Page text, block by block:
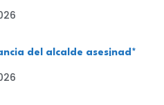
del alcalde ases¡nad*